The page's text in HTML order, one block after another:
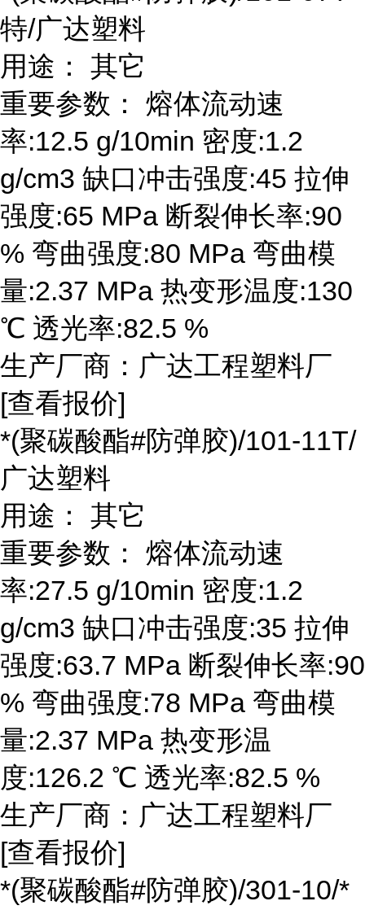
特/广达塑料
用途： 其它
重要参数： 熔体流动速
率:12.5 g/10min 密度:1.2
g/cm3 缺口冲击强度:45 拉伸
强度:65 MPa 断裂伸长率:90
% 弯曲强度:80 MPa 弯曲模
量:2.37 MPa 热变形温度:130
℃ 透光率:82.5 %
生产厂商：广达工程塑料厂
[查看报价]
*(聚碳酸酯#防弹胶)/101-11T/
广达塑料
用途： 其它
重要参数： 熔体流动速
率:27.5 g/10min 密度:1.2
g/cm3 缺口冲击强度:35 拉伸
强度:63.7 MPa 断裂伸长率:90
% 弯曲强度:78 MPa 弯曲模
量:2.37 MPa 热变形温
度:126.2 ℃ 透光率:82.5 %
生产厂商：广达工程塑料厂
[查看报价]
*(聚碳酸酯#防弹胶)/301-10/*